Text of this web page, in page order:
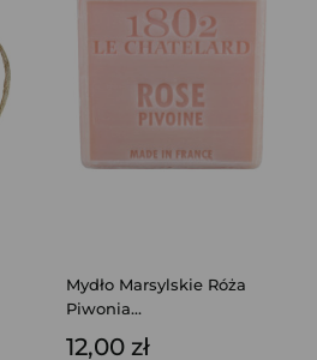
Mydło Marsylskie Róża
Piwonia...
12,00 zł